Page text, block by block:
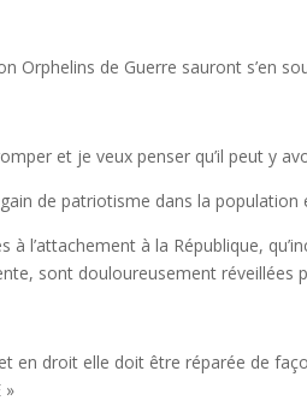
Orphelins de Guerre sauront s’en
et je veux penser qu’il peut y
de patriotisme dans la
à l’attachement à la République,
sont douloureusement réveillées
en droit elle doit être réparée de
»